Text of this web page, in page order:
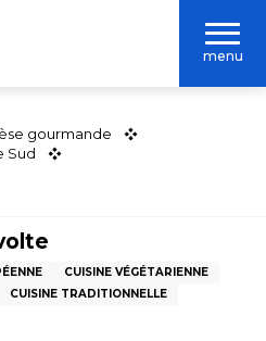
menu
gourmande
Sud
CUISINE VÉGÉTARIENNE
CUISINE TRADITIONNELLE